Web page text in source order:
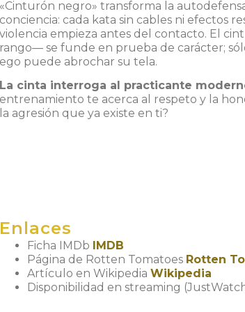
«Cinturón negro» transforma la
conciencia: cada kata sin cables ni efectos
violencia empieza antes del contacto. El
rango— se funde en prueba de carácter;
ego puede abrochar su tela.
La cinta interroga al practicante
entrenamiento te acerca al respeto y la
la agresión que ya existe en ti?
Enlaces
Ficha IMDb IMDB
Página de Rotten Tomatoes Rotten
Artículo en Wikipedia Wikipedia
Disponibilidad en streaming